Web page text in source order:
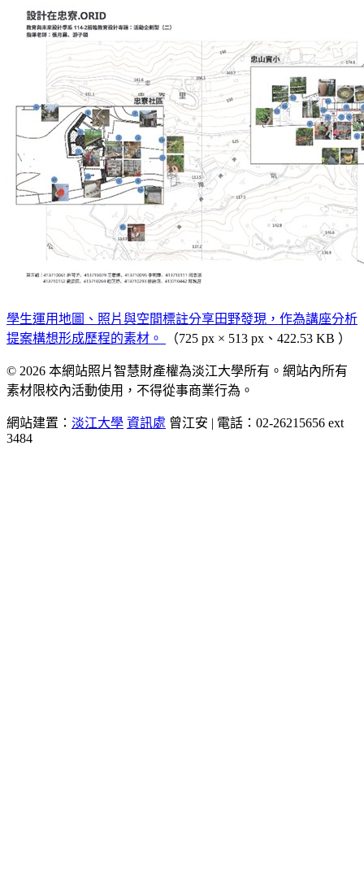
學生運用地圖、照片與空間標註分享田野發現，作為講座分析
提案構想形成歷程的素材。
（725 px × 513 px、422.53 KB ）
© 2026 本網站照片智慧財產權為淡江大學所有。網站內所有
素材限校內活動使用，不得從事商業行為。
網站建置： 淡江大學 資訊處 曾江安 | 電話：02-26215656 ext
3484